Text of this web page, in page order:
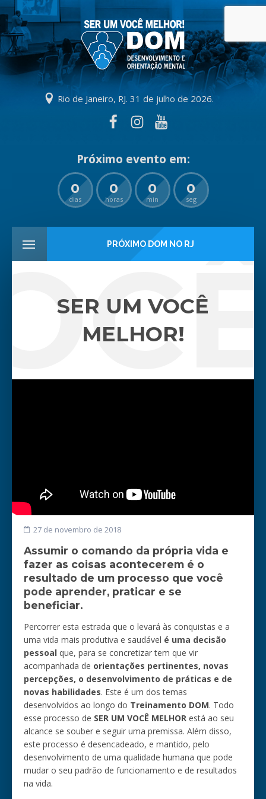
Rio de Janeiro, RJ. 31 de julho de 2026.
0
dias
0
horas
0
min
0
seg
PRÓXIMO DOM NO RJ
SER UM VOCÊ
MELHOR!
27 de novembro de 2018
Assumir o comando da própria vida e
fazer as coisas acontecerem é o
resultado de um processo que você
pode aprender, praticar e se
beneficiar.
Percorrer esta estrada que o levará às conquistas e a
uma vida mais produtiva e saudável é uma decisão
pessoal que, para se concretizar tem que vir
acompanhada de orientações pertinentes, novas
percepções, o desenvolvimento de práticas e de
novas habilidades. Este é um dos temas
desenvolvidos ao longo do Treinamento DOM. Todo
esse processo de SER UM VOCÊ MELHOR está ao seu
alcance se souber e seguir uma premissa. Além disso,
este processo é desencadeado, e mantido, pelo
desenvolvimento de uma qualidade humana que pode
mudar o seu padrão de funcionamento e de resultados
na vida.